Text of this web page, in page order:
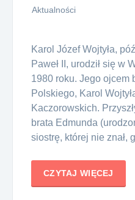
Aktualności
Karol Józef Wojtyła,
Paweł II, urodził się w
1980 roku. Jego ojcem
Polskiego, Karol
Kaczorowskich.
brata Edmunda
siostrę, której nie znał,
CZYTAJ WIĘCEJ